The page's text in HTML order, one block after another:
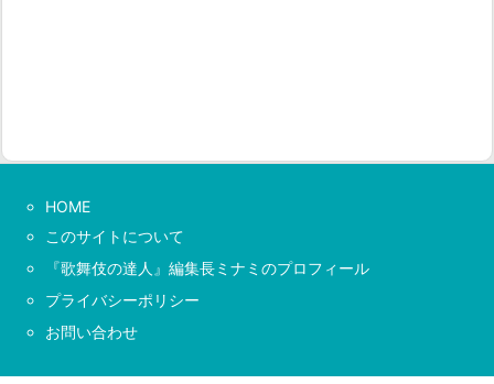
HOME
このサイトについて
『歌舞伎の達人』編集長ミナミのプロフィール
プライバシーポリシー
お問い合わせ